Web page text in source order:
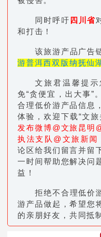
同时呼吁 四川省
和打击！
该旅游产品广告
游普洱西双版纳抚仙
文旅君温馨提
免“贪便宜，出大事”
合理低价游产品信息
体验，欢迎下载“文
发布微博@文旅昆明
执法支队@文旅新闻
论区给我们留言并留
一时间帮助您解决问
益！
拒绝不合理低价
游产品做起，希望您
的亲朋好友，共同抵